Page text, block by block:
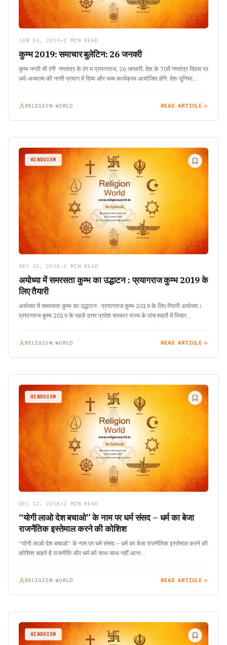
JAN 26, 2019 •2 MIN READ
कुम्भ 2019: समाचार बुलेटिन: 26 जनवरी
कुम्भ नगरी भी रंगी गणतंत्र के रंग म प्रयागराज, 26 जनवरी; देश के 70वें गणतंत्र दिवस पर
धर्म-अध्यात्म की नगरी प्रयाग में दिव्य और भव्य कार्यक्रम आयोजित होंगे. देश-दुनिया…
RELIGION WORLD READ ARTICLE
HINDUISM
DEC 15, 2018 • 1 MIN READ
अयोध्या में समरसता कुम्भ का उद्धाटन : प्रयागराज कुम्भ 2019 के
लिए तैयारी
अयोध्या में समरसता कुम्भ का उद्धाटन : प्रयागराज कुम्भ 2019 के लिए तैयारी अयोध्या।
प्रयागराज कुम्भ 2019 के पहले उत्तर प्रदेश सरकार राज्य के पांच शहरों में विचार…
RELIGION WORLD READ ARTICLE
HINDUISM
DEC 12, 2018 •2 MIN READ
“योगी लाओ देश बचाओ” के नाम पर धर्म संसद – धर्म का बेजा
राजनैतिक इस्तेमाल करने की कोशिश
“योगी लाओ देश बचाओ” के नाम पर धर्म संसद – धर्म का बेजा राजनैतिक इस्तेमाल करने की
कोशिश कहते है राजनीति और धर्म को साथ साथ नहीं आना…
RELIGION WORLD READ ARTICLE
HINDUISM